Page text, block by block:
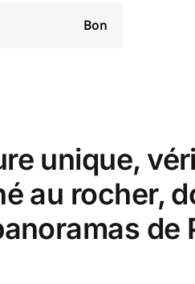
Bon
unique,
au rocher,
de